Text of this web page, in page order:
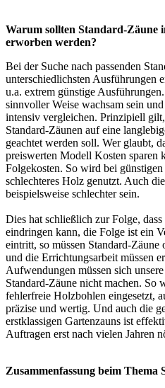
Warum sollten Standard-Zäune
erworben werden?
Bei der Suche nach passenden
unterschiedlichsten Ausführungen
u.a. extrem günstige
sinnvoller Weise wachsam sein
intensiv vergleichen. Prinzipiell
Standard-Zäunen auf eine
geachtet werden soll. Wer glaubt,
preiswerten Modell Kosten sparen
Folgekosten. So wird bei
schlechteres Holz genutzt. Auch
beispielsweise schlechter sein.
Dies hat schließlich zur Folge,
eindringen kann, die Folge ist ein
eintritt, so müssen Standard-
und die Errichtungsarbeit müssen
Aufwendungen müssen sich
Standard-Zäune nicht machen. So
fehlerfreie Holzbohlen eingesetzt,
präzise und wertig. Und auch die
erstklassigen Gartenzauns ist
Auftragen erst nach vielen Jahren
Zusammenfassung beim Thema